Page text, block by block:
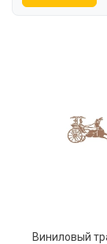
Виниловый